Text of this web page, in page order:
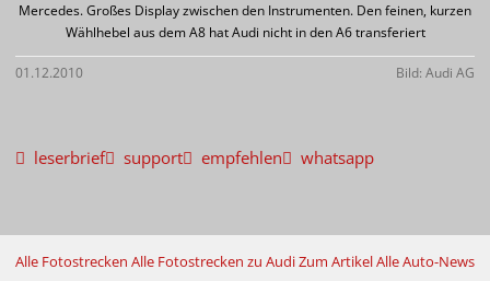
Mercedes. Großes Display zwischen den Instrumenten. Den feinen, kurzen
Wählhebel aus dem A8 hat Audi nicht in den A6 transferiert
01.12.2010 Bild: Audi AG
leserbrief support empfehlen whatsapp
Alle Fotostrecken Alle Fotostrecken zu AudiZum ArtikelAlle Auto-News